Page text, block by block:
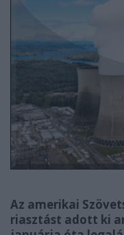
Az amerikai
riasztást adott ki